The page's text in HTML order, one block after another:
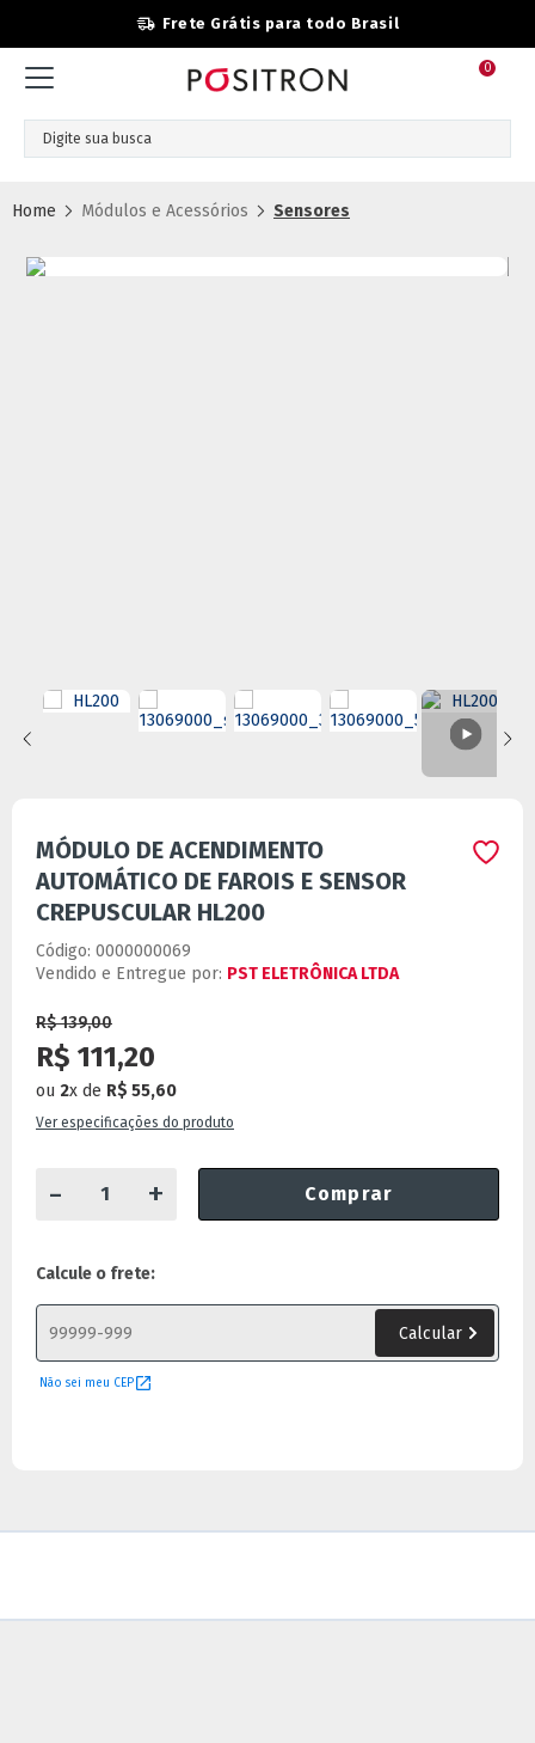
Frete Grátis para todo Brasil
0
Módulos e Acessórios Sensores
MÓDULO DE ACENDIMENTO
AUTOMÁTICO DE FAROIS E SENSOR
CREPUSCULAR HL200
Código: 0000000069
Vendido e Entregue por: PST ELETRÔNICA LTDA
R$ 139,00
R$ 111,20
ou 2x de R$ 55,60
Ver especificações do produto
- + Comprar
Calcule o frete:
Não sei meu CEP